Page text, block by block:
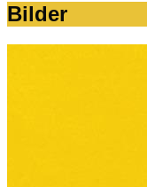
Bilder